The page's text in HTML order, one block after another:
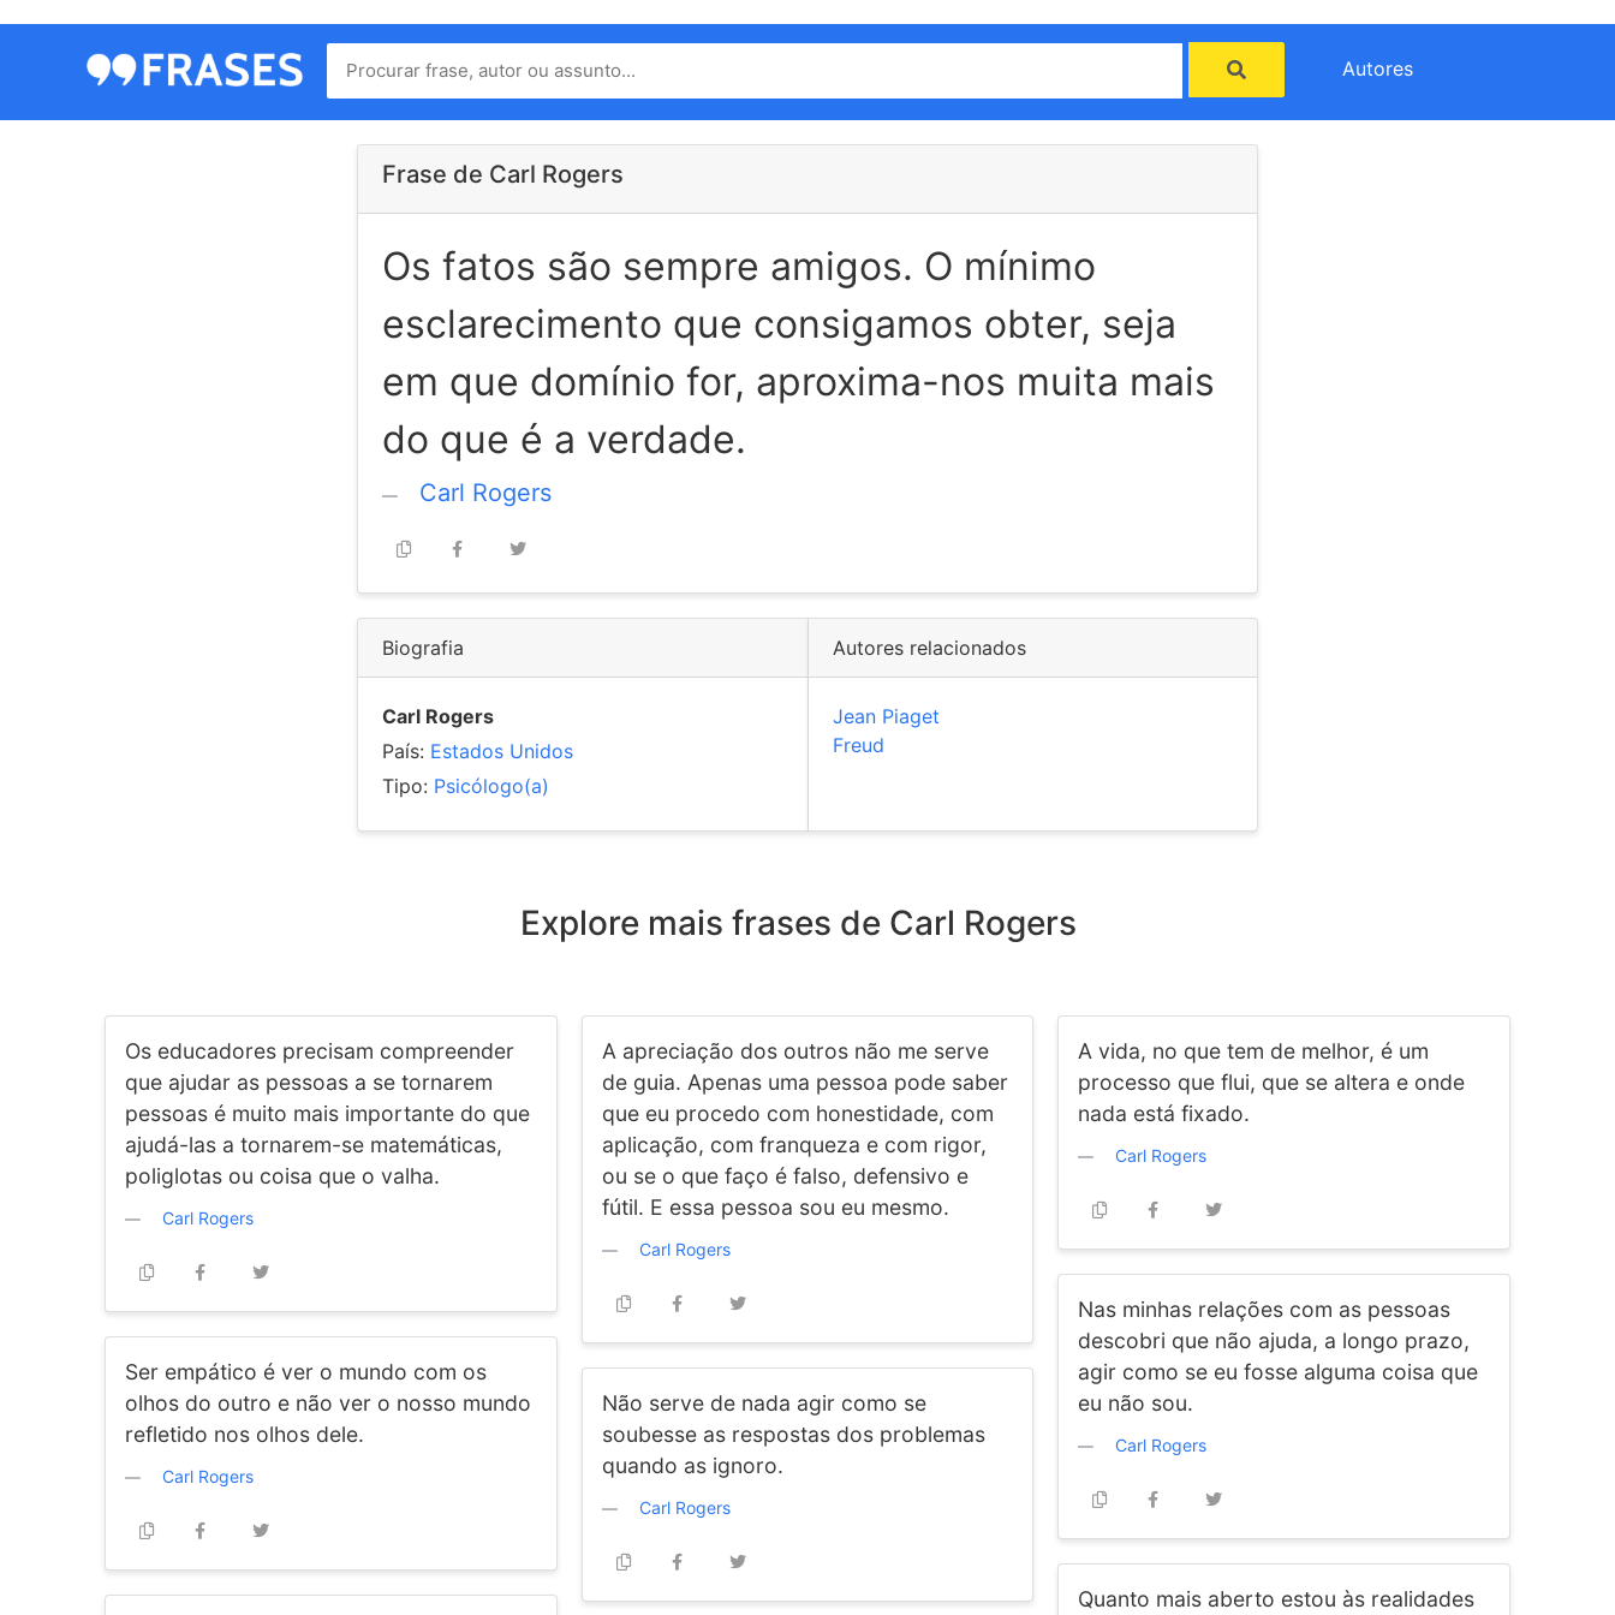
Autores
Menu
Frase de Carl Rogers
Os fatos são sempre amigos. O mínimo
esclarecimento que consigamos obter, seja
em que domínio for, aproxima-nos muita mais
do que é a verdade.
Carl Rogers
Biografia
Carl Rogers
País: Estados Unidos
Tipo: Psicólogo(a)
Autores relacionados
Jean Piaget
Freud
Explore mais frases de Carl Rogers
Os educadores precisam compreender
que ajudar as pessoas a se tornarem
pessoas é muito mais importante do que
ajudá-las a tornarem-se matemáticas,
poliglotas ou coisa que o valha.
Carl Rogers
Ser empático é ver o mundo com os
olhos do outro e não ver o nosso mundo
refletido nos olhos dele.
Carl Rogers
A apreciação dos outros não me serve
de guia. Apenas uma pessoa pode saber
que eu procedo com honestidade, com
aplicação, com franqueza e com rigor,
ou se o que faço é falso, defensivo e
fútil. E essa pessoa sou eu mesmo.
Carl Rogers
Não serve de nada agir como se
soubesse as respostas dos problemas
quando as ignoro.
Carl Rogers
A vida, no que tem de melhor, é um
processo que flui, que se altera e onde
nada está fixado.
Carl Rogers
Nas minhas relações com as pessoas
descobri que não ajuda, a longo prazo,
agir como se eu fosse alguma coisa que
eu não sou.
Carl Rogers
Quanto mais aberto estou às realidades